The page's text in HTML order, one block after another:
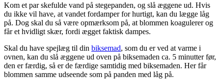
Kom et par skefulde vand på stegepanden, og slå æggene ud. Hvis
du ikke vil have, at vandet fordamper for hurtigt, kan du lægge låg
på. Dog skal du så være opmærksom på, at blommen koagulerer og
får et hvidligt skær, fordi ægget faktisk dampes.
Skal du have spejlæg til din biksemad, som du er ved at varme i
ovnen, kan du slå æggene ud oven på biksemaden ca. 5 minutter før,
den er færdig, så er de færdige samtidig med biksemaden. Her får
blommen samme udseende som på panden med låg på.